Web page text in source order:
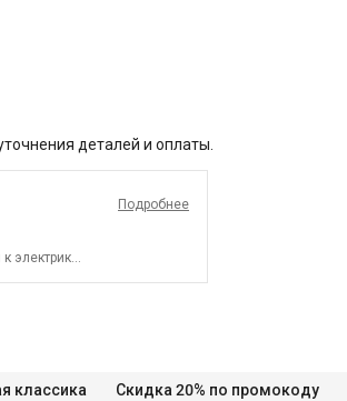
деталей и оплаты.
Подробнее
электрике.
классика Скидка 20% по промокоду